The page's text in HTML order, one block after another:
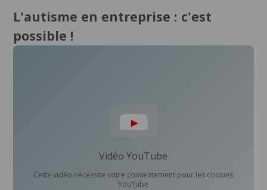
L'autisme en entreprise : c'est
possible !
Vidéo YouTube
Cette vidéo nécessite votre consentement pour les cookies
YouTube